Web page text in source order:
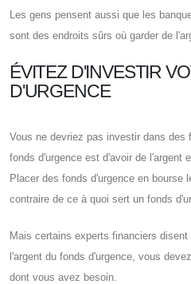
Les gens pensent aussi que les
sont des endroits sûrs où garder de
ÉVITEZ D'INVESTIR
D'URGENCE
Vous ne devriez pas investir dans des
fonds d'urgence est d'avoir de l'argent
Placer des fonds d'urgence en bourse
contraire de ce à quoi sert un fonds
Mais certains experts financiers
l'argent du fonds d'urgence, vous
dont vous avez besoin.